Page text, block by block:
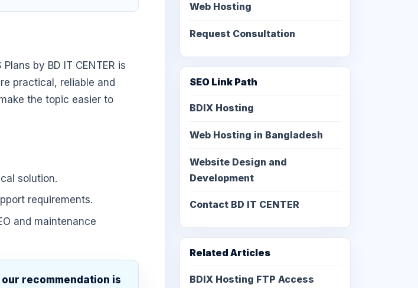
by BD IT CENTER is
practical, reliable and
the topic easier to
solution.
requirements.
and maintenance
our recommendation is
Web Hosting
Request Consultation
SEO Link Path
BDIX Hosting
Web Hosting in Bangladesh
Website Design and
Development
Contact BD IT CENTER
Related Articles
BDIX Hosting FTP Access